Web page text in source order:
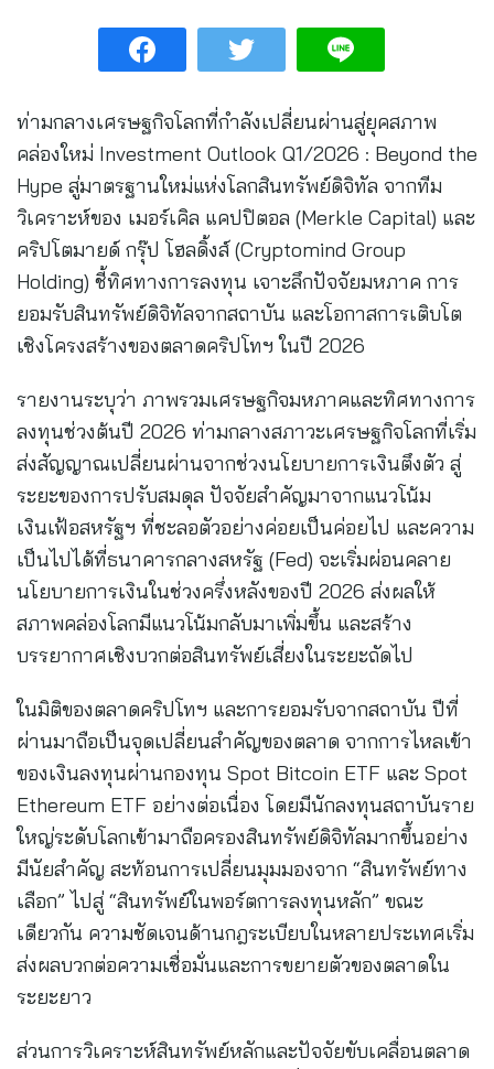
ท่ามกลางเศรษฐกิจโลกที่กำลังเปลี่ยนผ่านสู่ยุคสภาพ
คล่องใหม่ Investment Outlook Q1/2026 : Beyond the
Hype สู่มาตรฐานใหม่แห่งโลกสินทรัพย์ดิจิทัล จากทีม
วิเคราะห์ของ เมอร์เคิล แคปปิตอล (Merkle Capital) และ
คริปโตมายด์ กรุ๊ป โฮลดิ้งส์ (Cryptomind Group
Holding) ชี้ทิศทางการลงทุน เจาะลึกปัจจัยมหภาค การ
ยอมรับสินทรัพย์ดิจิทัลจากสถาบัน และโอกาสการเติบโต
เชิงโครงสร้างของตลาดคริปโทฯ ในปี 2026
รายงานระบุว่า ภาพรวมเศรษฐกิจมหภาคและทิศทางการ
ลงทุนช่วงต้นปี 2026 ท่ามกลางสภาวะเศรษฐกิจโลกที่เริ่ม
ส่งสัญญาณเปลี่ยนผ่านจากช่วงนโยบายการเงินตึงตัว สู่
ระยะของการปรับสมดุล ปัจจัยสำคัญมาจากแนวโน้ม
เงินเฟ้อสหรัฐฯ ที่ชะลอตัวอย่างค่อยเป็นค่อยไป และความ
เป็นไปได้ที่ธนาคารกลางสหรัฐ (Fed) จะเริ่มผ่อนคลาย
นโยบายการเงินในช่วงครึ่งหลังของปี 2026 ส่งผลให้
สภาพคล่องโลกมีแนวโน้มกลับมาเพิ่มขึ้น และสร้าง
บรรยากาศเชิงบวกต่อสินทรัพย์เสี่ยงในระยะถัดไป
ในมิติของตลาดคริปโทฯ และการยอมรับจากสถาบัน ปีที่
ผ่านมาถือเป็นจุดเปลี่ยนสำคัญของตลาด จากการไหลเข้า
ของเงินลงทุนผ่านกองทุน Spot Bitcoin ETF และ Spot
Ethereum ETF อย่างต่อเนื่อง โดยมีนักลงทุนสถาบันราย
ใหญ่ระดับโลกเข้ามาถือครองสินทรัพย์ดิจิทัลมากขึ้นอย่าง
มีนัยสำคัญ สะท้อนการเปลี่ยนมุมมองจาก “สินทรัพย์ทาง
เลือก” ไปสู่ “สินทรัพย์ในพอร์ตการลงทุนหลัก” ขณะ
เดียวกัน ความชัดเจนด้านกฎระเบียบในหลายประเทศเริ่ม
ส่งผลบวกต่อความเชื่อมั่นและการขยายตัวของตลาดใน
ระยะยาว
ส่วนการวิเคราะห์สินทรัพย์หลักและปัจจัยขับเคลื่อนตลาด